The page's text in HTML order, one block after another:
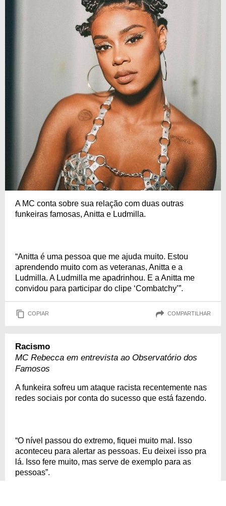
A MC conta sobre sua relação com duas outras
funkeiras famosas, Anitta e Ludmilla.
“Anitta é uma pessoa que me ajuda muito. Estou
aprendendo muito com as veteranas, Anitta e a
Ludmilla. A Ludmilla me apadrinhou. E a Anitta me
convidou para participar do clipe ‘Combatchy’”.
COPIAR COMPARTILHAR
Racismo
MC Rebecca em entrevista ao Observatório dos
Famosos
A funkeira sofreu um ataque racista recentemente nas
redes sociais por conta do sucesso que está fazendo.
“O nível passou do extremo, fiquei muito mal. Isso
aconteceu para alertar as pessoas. Eu deixei isso pra
lá. Isso fere muito, mas serve de exemplo para as
pessoas”.